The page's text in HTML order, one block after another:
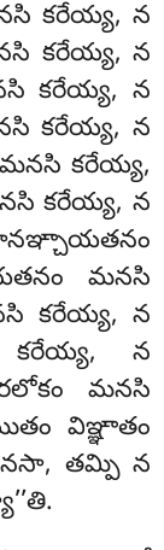
కరేయ్య, న
కరేయ్య, న
కరేయ్య, న
కరేయ్య, న
కరేయ్య,
కరేయ్య, న
మనసి
కరేయ్య, న
కరేయ్య, న
మనసి
విఞ్ఞాతం
తమ్పి న